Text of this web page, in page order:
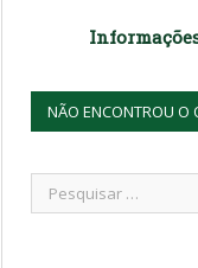
NÃO ENCONTROU O